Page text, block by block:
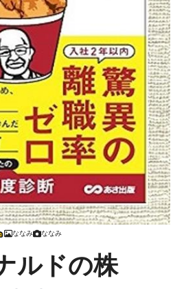
ななみ ななみ
ルドの株